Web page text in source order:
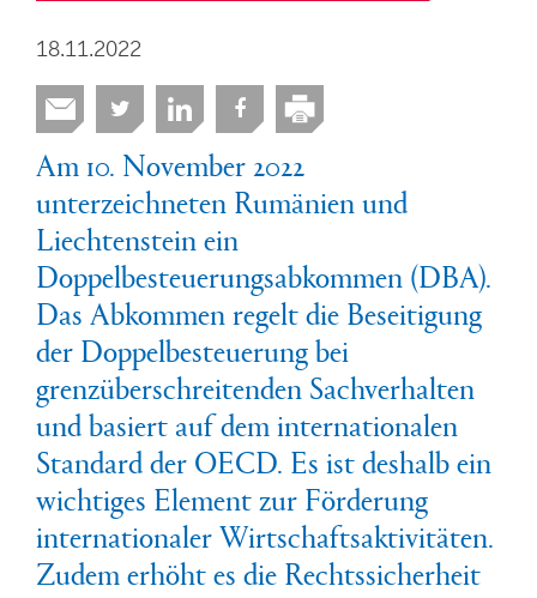
18.11.2022
Am 10. November 2022
unterzeichneten Rumänien und
Liechtenstein ein
Doppelbesteuerungsabkommen (DBA).
Das Abkommen regelt die Beseitigung
der Doppelbesteuerung bei
grenzüberschreitenden Sachverhalten
und basiert auf dem internationalen
Standard der OECD. Es ist deshalb ein
wichtiges Element zur Förderung
internationaler Wirtschaftsaktivitäten.
Zudem erhöht es die Rechtssicherheit